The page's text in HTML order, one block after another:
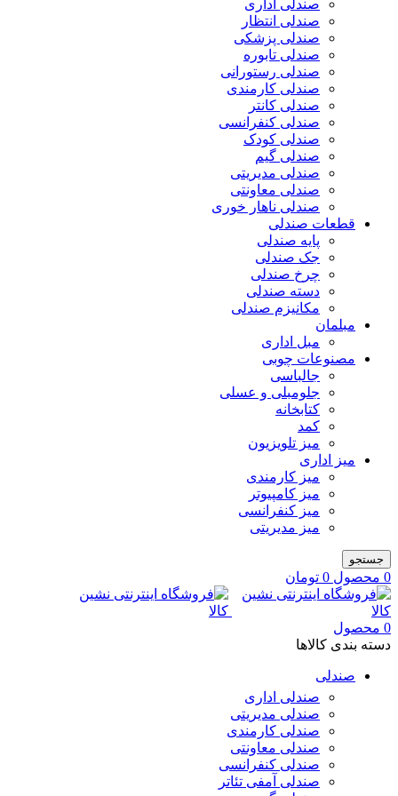
صندلی اداری
صندلی انتظار
صندلی پزشکی
صندلی تابوره
صندلی رستورانی
صندلی کارمندی
صندلی کانتر
صندلی کنفرانسی
صندلی کودک
صندلی گیم
صندلی مدیریتی
صندلی معاونتی
صندلی ناهار خوری
قطعات صندلی
پایه صندلی
جک صندلی
چرخ صندلی
دسته صندلی
مکانیزم صندلی
مبلمان
مبل اداری
مصنوعات چوبی
جالباسی
جلومبلی و عسلی
کتابخانه
کمد
میز تلویزیون
میز اداری
میز کارمندی
میز کامپیوتر
میز کنفرانسی
میز مدیریتی
جستجو
0 محصول 0 تومان
0 محصول
دسته بندی کالاها
صندلی
صندلی اداری
صندلی مدیریتی
صندلی کارمندی
صندلی معاونتی
صندلی کنفرانسی
صندلی آمفی تئاتر